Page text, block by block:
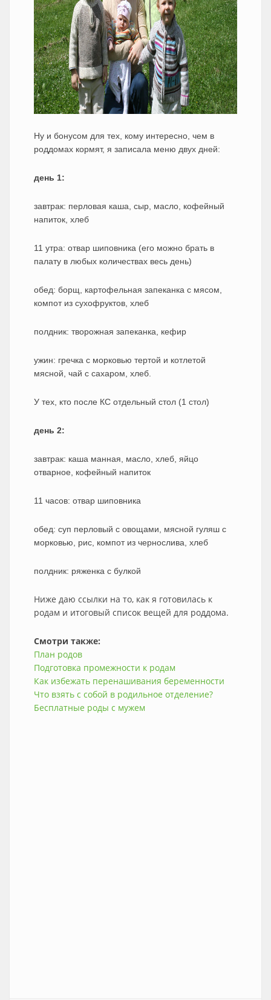
Ну и бонусом для тех, кому интересно, чем в
роддомах кормят, я записала меню двух дней:
день 1:
завтрак: перловая каша, сыр, масло, кофейный
напиток, хлеб
11 утра: отвар шиповника (его можно брать в
палату в любых количествах весь день)
обед: борщ, картофельная запеканка с мясом,
компот из сухофруктов, хлеб
полдник: творожная запеканка, кефир
ужин: гречка с морковью тертой и котлетой
мясной, чай с сахаром, хлеб.
У тех, кто после КС отдельный стол (1 стол)
день 2:
завтрак: каша манная, масло, хлеб, яйцо
отварное, кофейный напиток
11 часов: отвар шиповника
обед: суп перловый с овощами, мясной гуляш с
морковью, рис, компот из чернослива, хлеб
полдник: ряженка с булкой
Ниже даю ссылки на то, как я готовилась к
родам и итоговый список вещей для роддома.
Смотри также:
План родов
Подготовка промежности к родам
Как избежать перенашивания беременности
Что взять с собой в родильное отделение?
Бесплатные роды с мужем